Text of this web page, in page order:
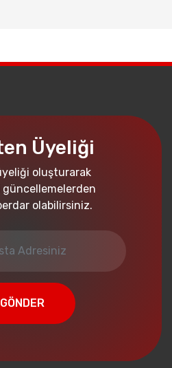
Üyeliği
oluşturarak
olabilirsiniz.
GÖNDER